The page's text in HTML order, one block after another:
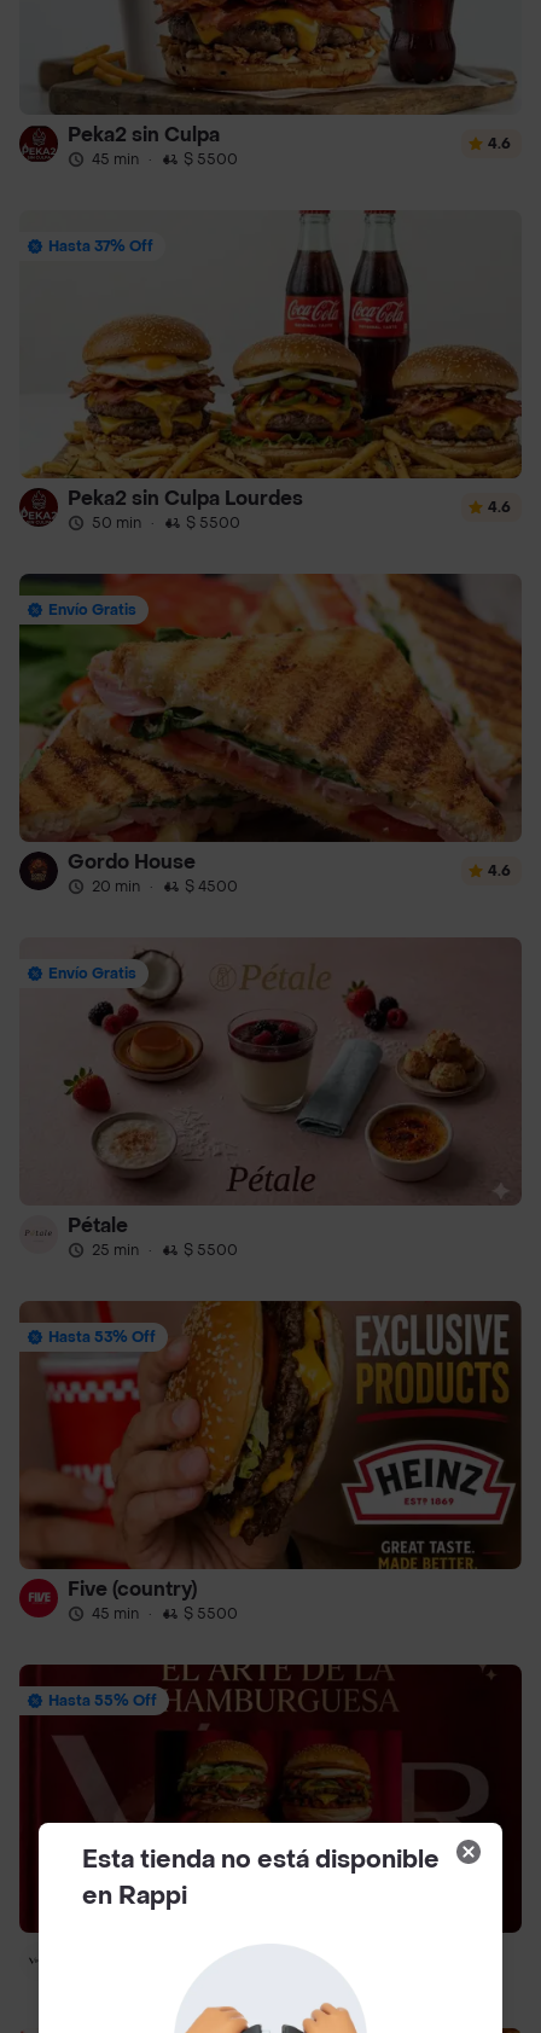
Peka2 sin Culpa
45 min · $ 5500
4.6
Hasta 37% Off
Peka2 sin Culpa Lourdes
50 min · $ 5500
4.6
Envío Gratis
Gordo House
20 min · $ 4500
4.6
Envío Gratis
Pétale
25 min · $ 5500
Hasta 53% Off
Five (country)
45 min · $ 5500
Hasta 55% Off
$ 5500
Esta tienda no está disponible
en Rappi